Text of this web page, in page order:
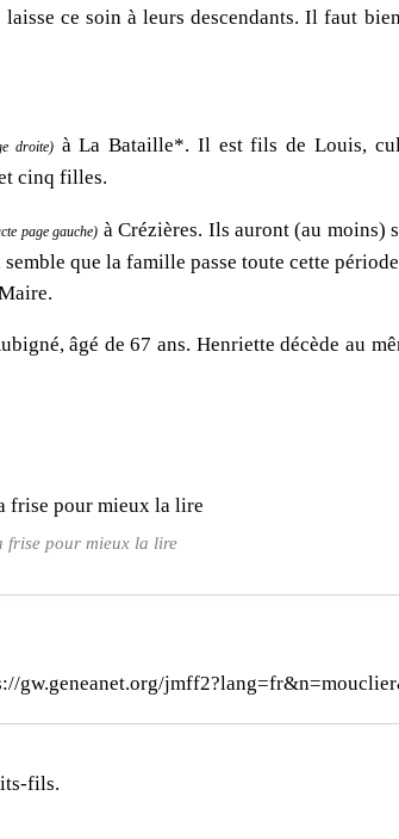
ce soin à leurs descendants. Il faut
droite)à La Bataille*. Il est fils de Louis,
cinq filles.
page gauche) à Crézières. Ils auront (au moins)
que la famille passe toute cette
âgé de 67 ans. Henriette décède au
pour mieux la lire
gw.geneanet.org/
fils.